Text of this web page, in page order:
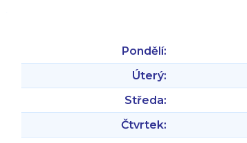
Pondělí:
Úterý:
Středa:
Čtvrtek: